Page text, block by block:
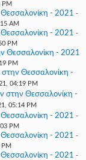
PM
Θεσσαλονίκη - 2021 -
AM
Θεσσαλονίκη - 2021 -
PM
Θεσσαλονίκη - 2021
PM
στην Θεσσαλονίκη -
04:19 PM
στην Θεσσαλονίκη -
05:14 PM
Θεσσαλονίκη - 2021 -
PM
Θεσσαλονίκη - 2021 -
Θεσσαλονίκη - 2021 -